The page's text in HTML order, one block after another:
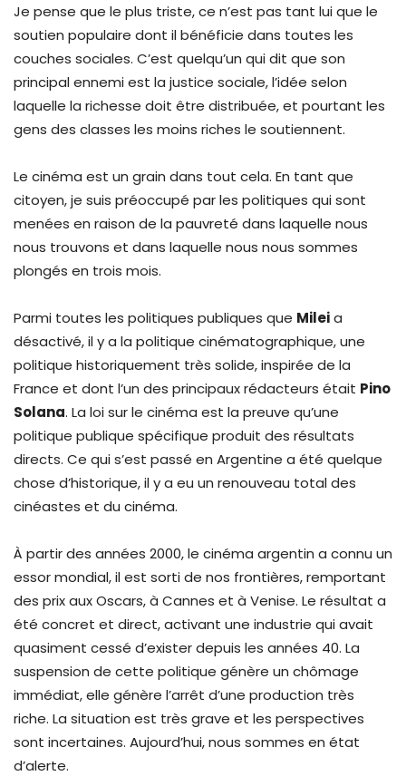
Je pense que le plus triste, ce n’est pas tant lui que le
soutien populaire dont il bénéficie dans toutes les
couches sociales. C’est quelqu’un qui dit que son
principal ennemi est la justice sociale, l’idée selon
laquelle la richesse doit être distribuée, et pourtant les
gens des classes les moins riches le soutiennent.
Le cinéma est un grain dans tout cela. En tant que
citoyen, je suis préoccupé par les politiques qui sont
menées en raison de la pauvreté dans laquelle nous
nous trouvons et dans laquelle nous nous sommes
plongés en trois mois.
Parmi toutes les politiques publiques que Mileia
désactivé, il y a la politique cinématographique, une
politique historiquement très solide, inspirée de la
France et dont l’un des principaux rédacteurs était Pino
Solana. La loi sur le cinéma est la preuve qu’une
politique publique spécifique produit des résultats
directs. Ce qui s’est passé en Argentine a été quelque
chose d’historique, il y a eu un renouveau total des
cinéastes et du cinéma.
À partir des années 2000, le cinéma argentin a connu un
essor mondial, il est sorti de nos frontières, remportant
des prix aux Oscars, à Cannes et à Venise. Le résultat a
été concret et direct, activant une industrie qui avait
quasiment cessé d’exister depuis les années 40. La
suspension de cette politique génère un chômage
immédiat, elle génère l’arrêt d’une production très
riche. La situation est très grave et les perspectives
sont incertaines. Aujourd’hui, nous sommes en état
d’alerte.